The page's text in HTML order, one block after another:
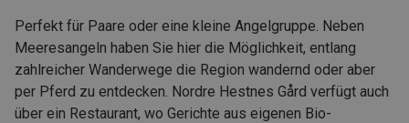
Perfekt für Paare oder eine kleine Angelgruppe. Neben
Meeresangeln haben Sie hier die Möglichkeit, entlang
zahlreicher Wanderwege die Region wandernd oder aber
per Pferd zu entdecken. Nordre Hestnes Gård verfügt auch
über ein Restaurant, wo Gerichte aus eigenen Bio-